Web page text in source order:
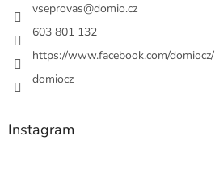
vseprovas@domio.cz
603 801 132
https://www.facebook.com/domiocz/
domiocz
Instagram